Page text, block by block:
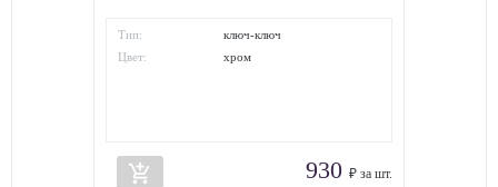
Тип:
ключ-ключ
Цвет:
хром
add_shopping_cart 930 ₽ за шт.